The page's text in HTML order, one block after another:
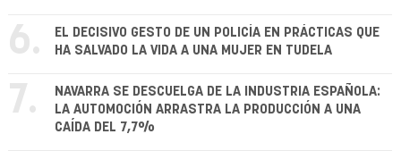
6.
EL DECISIVO GESTO DE UN POLICÍA EN PRÁCTICAS QUE
HA SALVADO LA VIDA A UNA MUJER EN TUDELA
7.
NAVARRA SE DESCUELGA DE LA INDUSTRIA ESPAÑOLA:
LA AUTOMOCIÓN ARRASTRA LA PRODUCCIÓN A UNA
CAÍDA DEL 7,7%